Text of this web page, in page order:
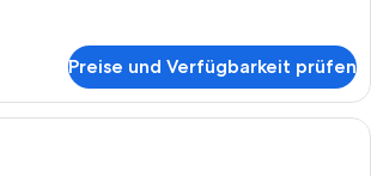
Preise und Verfügbarkeit prüfen